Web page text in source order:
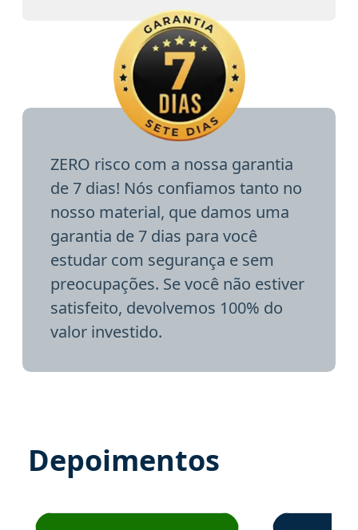
ZERO risco com a nossa garantia
de 7 dias! Nós confiamos tanto no
nosso material, que damos uma
garantia de 7 dias para você
estudar com segurança e sem
preocupações. Se você não estiver
satisfeito, devolvemos 100% do
valor investido.
Depoimentos
Estudante José recomenda o Aprova Concursos em
Estudante